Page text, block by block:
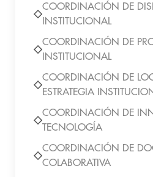
COORDINACIÓN DE
INSTITUCIONAL
COORDINACIÓN DE
INSTITUCIONAL
COORDINACIÓN DE
ESTRATEGIA
COORDINACIÓN DE
TECNOLOGÍA
COORDINACIÓN DE
COLABORATIVA